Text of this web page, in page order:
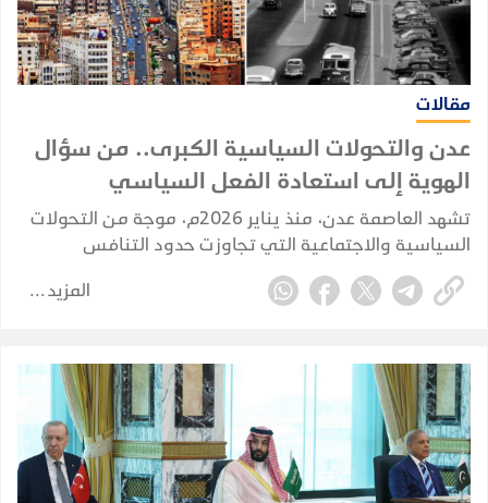
مقالات
عدن والتحولات السياسية الكبرى.. من سؤال
الهوية إلى استعادة الفعل السياسي
تشهد العاصمة عدن، منذ يناير 2026م، موجة من التحولات
السياسية والاجتماعية التي تجاوزت حدود التنافس
السياسي التقليدي، لتلامس طبيعة المجتمع العدني ذاته،
وتعيد طرح أسئلة مؤجلة حول هوية المدينة وخصوصيتها
المزيد